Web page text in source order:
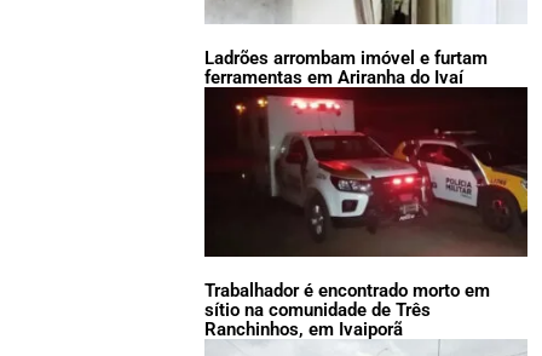
Ladrões arrombam imóvel e furtam
ferramentas em Ariranha do Ivaí
Trabalhador é encontrado morto em
sítio na comunidade de Três
Ranchinhos, em Ivaiporã